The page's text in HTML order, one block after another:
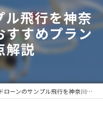
ル飛行を神奈
すすめプラン
解説
ドローンのサンプル飛行を神奈川県で体験するおすすめプランと注意点解説